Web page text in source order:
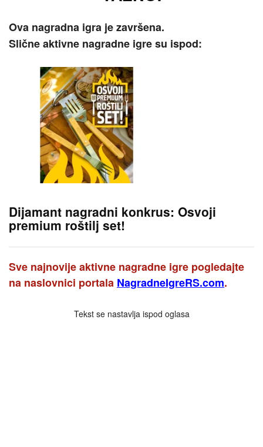
Ova nagradna igra je završena.
Slične aktivne nagradne igre su ispod:
Dijamant nagradni konkrus: Osvoji
premium roštilj set!
Sve najnovije aktivne nagradne igre pogledajte
na naslovnici portala NagradneIgreRS.com.
Tekst se nastavlja ispod oglasa